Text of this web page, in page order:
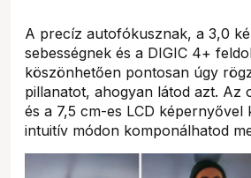
A precíz autofókusznak, a 3,0
sebességnek és a DIGIC 4+
köszönhetően pontosan úgy
pillanatot, ahogyan látod azt. Az
és a 7,5 cm-es LCD képernyővel
intuitív módon komponálhatod